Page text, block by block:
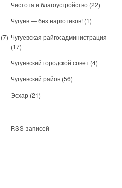
Чистота и благоустройство (22)
Чугуев — без наркотиков! (1)
(7) Чугуевская райгосадминистрация
(17)
Чугуевский городской совет (4)
Чугуевский район (56)
Эсхар (21)
RSS записей